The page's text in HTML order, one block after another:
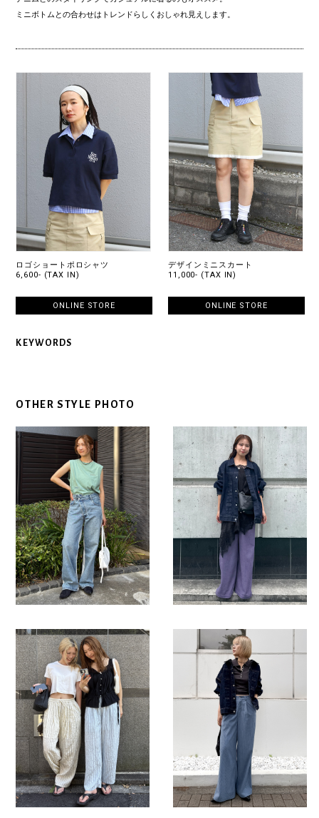
ミニボトムとの合わせはトレンドらしくおしゃれ見えします。
ロゴショートポロシャツ
6,600- (TAX IN)
ONLINE STORE
デザインミニスカート
11,000- (TAX IN)
ONLINE STORE
KEYWORDS
OTHER STYLE PHOTO